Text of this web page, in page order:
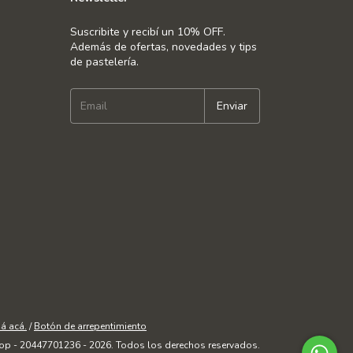
Suscribite y recibí un 10% OFF.
Además de ofertas, novedades y tips
de pastelería.
acá. / Botón de arrepentimiento
- 20447701236 - 2026. Todos los derechos reservados.